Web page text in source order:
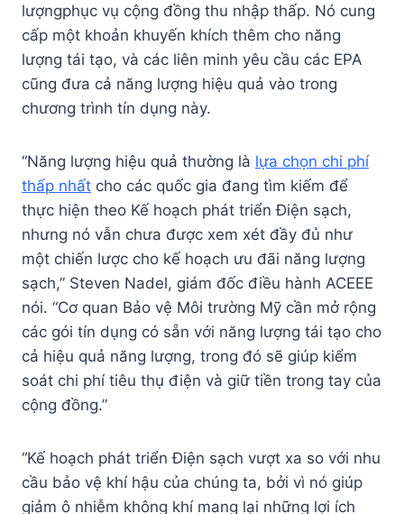
lượngphục vụ cộng đồng thu nhập thấp. Nó cung
cấp một khoản khuyến khích thêm cho năng
lượng tái tạo, và các liên minh yêu cầu các EPA
cũng đưa cả năng lượng hiệu quả vào trong
chương trình tín dụng này.
“Năng lượng hiệu quả thường là lựa chọn chi phí
thấp nhất cho các quốc gia đang tìm kiếm để
thực hiện theo Kế hoạch phát triển Điện sạch,
nhưng nó vẫn chưa được xem xét đầy đủ như
một chiến lược cho kế hoạch ưu đãi năng lượng
sạch,” Steven Nadel, giám đốc điều hành ACEEE
nói. “Cơ quan Bảo vệ Môi trường Mỹ cần mở rộng
các gói tín dụng có sẵn với năng lượng tái tạo cho
cả hiệu quả năng lượng, trong đó sẽ giúp kiểm
soát chi phí tiêu thụ điện và giữ tiền trong tay của
cộng đồng.”
“Kế hoạch phát triển Điện sạch vượt xa so với nhu
cầu bảo vệ khí hậu của chúng ta, bởi vì nó giúp
giảm ô nhiễm không khí mang lại những lợi ích